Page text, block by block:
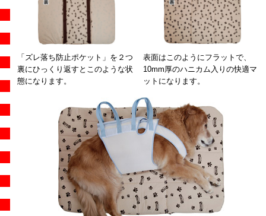
「ズレ落ち防止ポケット」を２つ
裏にひっくり返すとこのような状
態になります。
表面はこのようにフラットで、
10mm厚のハニカム入りの快適マ
ットになります。